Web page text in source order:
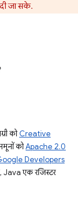
जा सके.
कोCreative
कोApache 2.0
Developers
एक रजिस्टर